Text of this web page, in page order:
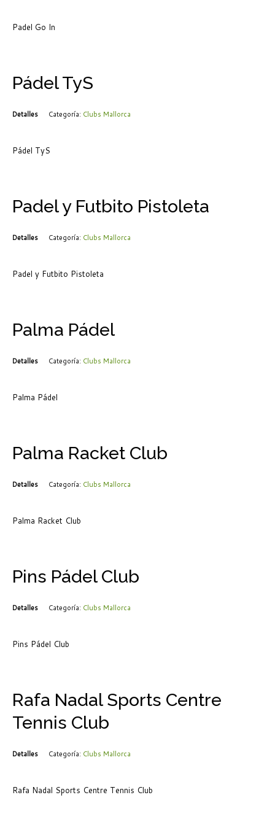
Padel Go In
Pádel TyS
Detalles Categoría: Clubs Mallorca
Pádel TyS
Padel y Futbito Pistoleta
Detalles Categoría: Clubs Mallorca
Padel y Futbito Pistoleta
Palma Pádel
Detalles Categoría: Clubs Mallorca
Palma Pádel
Palma Racket Club
Detalles Categoría: Clubs Mallorca
Palma Racket Club
Pins Pádel Club
Detalles Categoría: Clubs Mallorca
Pins Pádel Club
Rafa Nadal Sports Centre
Tennis Club
Detalles Categoría: Clubs Mallorca
Rafa Nadal Sports Centre Tennis Club